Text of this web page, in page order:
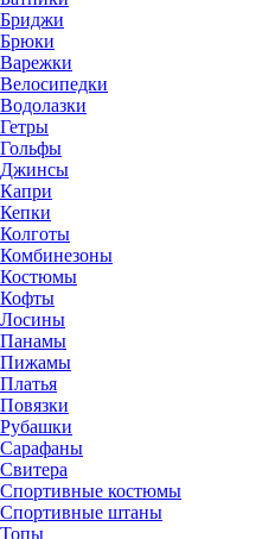
Бриджи
Брюки
Варежки
Велосипедки
Водолазки
Гетры
Гольфы
Джинсы
Капри
Кепки
Колготы
Комбинезоны
Костюмы
Кофты
Лосины
Панамы
Пижамы
Платья
Повязки
Рубашки
Сарафаны
Свитера
Спортивные костюмы
Спортивные штаны
Топы